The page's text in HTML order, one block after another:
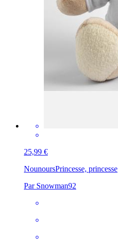
25,99 €
NounoursPrincesse, princesse
Par Snowman92